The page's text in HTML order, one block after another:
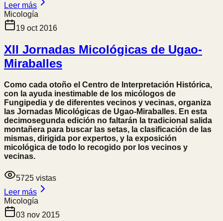
Leer más
Micología
19 oct 2016
XII Jornadas Micológicas de Ugao-
Miraballes
Como cada otoño el Centro de Interpretación Histórica,
con la ayuda inestimable de los micólogos de
Fungipedia y de diferentes vecinos y vecinas, organiza
las Jornadas Micológicas de Ugao-Miraballes. En esta
decimosegunda edición no faltarán la tradicional salida
montañera para buscar las setas, la clasificación de las
mismas, dirigida por expertos, y la exposición
micológica de todo lo recogido por los vecinos y
vecinas.
5725 vistas
Leer más
Micología
03 nov 2015